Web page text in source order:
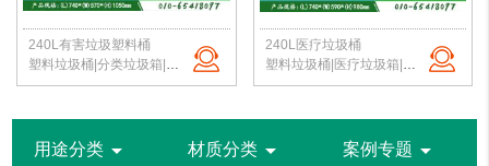
240L有害垃圾塑料桶
塑料垃圾桶|分类垃圾箱|脚踏垃圾桶|校园垃圾桶|240L垃圾桶|北京垃圾桶厂家
240L医疗垃圾桶
塑料垃圾桶|医疗垃圾箱|危险废物桶|实验室垃圾桶|医院垃圾桶|北京垃圾桶厂家
用途分类arrow_drop_down 材质分类 arrow_drop_down 案例专题 arrow_drop_down